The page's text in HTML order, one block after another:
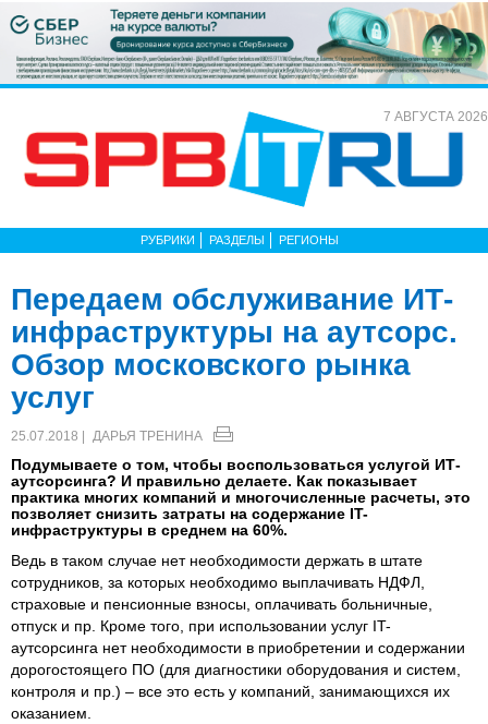
7 АВГУСТА 2026
РУБРИКИ РАЗДЕЛЫ РЕГИОНЫ
Передаем обслуживание ИТ-
инфраструктуры на аутсорс.
Обзор московского рынка
услуг
25.07.2018 | ДАРЬЯ ТРЕНИНА
Подумываете о том, чтобы воспользоваться услугой ИТ-
аутсорсинга? И правильно делаете. Как показывает
практика многих компаний и многочисленные расчеты, это
позволяет снизить затраты на содержание IT-
инфраструктуры в среднем на 60%.
Ведь в таком случае нет необходимости держать в штате
сотрудников, за которых необходимо выплачивать НДФЛ,
страховые и пенсионные взносы, оплачивать больничные,
отпуск и пр. Кроме того, при использовании услуг IT-
аутсорсинга нет необходимости в приобретении и содержании
дорогостоящего ПО (для диагностики оборудования и систем,
контроля и пр.) – все это есть у компаний, занимающихся их
оказанием.